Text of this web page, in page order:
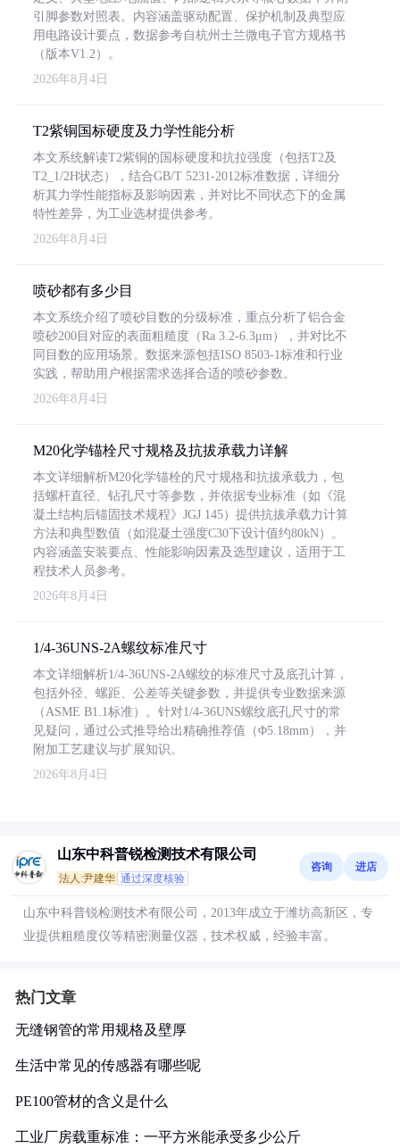
引脚参数对照表。内容涵盖驱动配置、保护机制及典型应
用电路设计要点，数据参考自杭州士兰微电子官方规格书
（版本V1.2）。
2026年8月4日
T2紫铜国标硬度及力学性能分析
本文系统解读T2紫铜的国标硬度和抗拉强度（包括T2及
T2_1/2H状态），结合GB/T 5231-2012标准数据，详细分
析其力学性能指标及影响因素，并对比不同状态下的金属
特性差异，为工业选材提供参考。
2026年8月4日
喷砂都有多少目
本文系统介绍了喷砂目数的分级标准，重点分析了铝合金
喷砂200目对应的表面粗糙度（Ra 3.2-6.3μm），并对比不
同目数的应用场景。数据来源包括ISO 8503-1标准和行业
实践，帮助用户根据需求选择合适的喷砂参数。
2026年8月4日
M20化学锚栓尺寸规格及抗拔承载力详解
本文详细解析M20化学锚栓的尺寸规格和抗拔承载力，包
括螺杆直径、钻孔尺寸等参数，并依据专业标准（如《混
凝土结构后锚固技术规程》JGJ 145）提供抗拔承载力计算
方法和典型数值（如混凝土强度C30下设计值约80kN）。
内容涵盖安装要点、性能影响因素及选型建议，适用于工
程技术人员参考。
2026年8月4日
1/4-36UNS-2A螺纹标准尺寸
本文详细解析1/4-36UNS-2A螺纹的标准尺寸及底孔计算，
包括外径、螺距、公差等关键参数，并提供专业数据来源
（ASME B1.1标准）。针对1/4-36UNS螺纹底孔尺寸的常
见疑问，通过公式推导给出精确推荐值（Φ5.18mm），并
附加工艺建议与扩展知识。
2026年8月4日
山东中科普锐检测技术有限公司
法人:尹建华 通过深度核验
咨询 进店
山东中科普锐检测技术有限公司，2013年成立于潍坊高新区，专
业提供粗糙度仪等精密测量仪器，技术权威，经验丰富。
热门文章
无缝钢管的常用规格及壁厚
生活中常见的传感器有哪些呢
PE100管材的含义是什么
工业厂房载重标准：一平方米能承受多少公斤